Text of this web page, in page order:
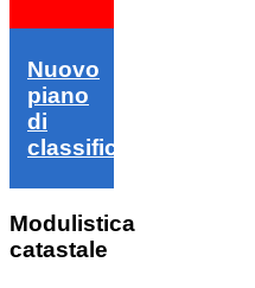
Nuovo
piano
di
classifica
Modulistica
catastale